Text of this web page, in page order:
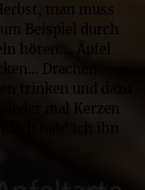
man muss
Beispiel durch
hören…. Äpfel
Drachen
trinken und dazu
mal Kerzen
hab’ ich ihn